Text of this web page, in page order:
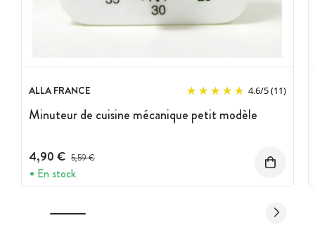
ALLA FRANCE 4.6/5(11)
Minuteur de cuisine mécanique petit modèle
4,90 € Prix avant réduction :
5,59 €
En stock